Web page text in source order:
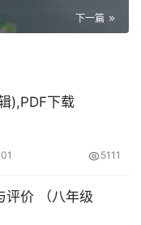
下一篇
),PDF下载
5111
评价 （八年级